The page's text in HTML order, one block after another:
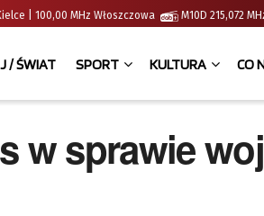
| 100,00 MHz Włoszczowa M10D
/ ŚWIAT SPORT KULTURA CO
w sprawie